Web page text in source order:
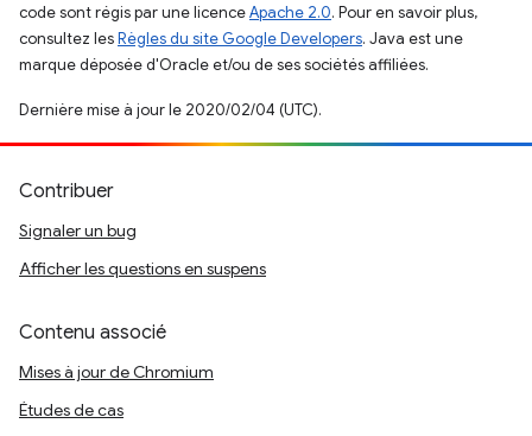
code sont régis par une licenceApache 2.0. Pour en savoir plus,
consultez lesRègles du site Google Developers. Java est une
marque déposée d'Oracle et/ou de ses sociétés affiliées.
Dernière mise à jour le 2020/02/04 (UTC).
Contribuer
Signaler un bug
Afficher les questions en suspens
Contenu associé
Mises à jour de Chromium
Études de cas